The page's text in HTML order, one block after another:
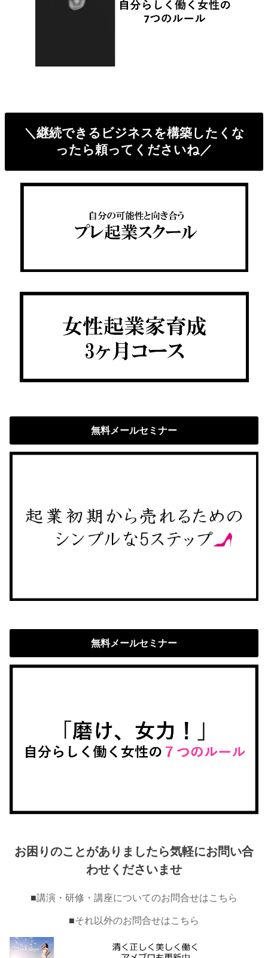
＼継続できるビジネスを構築したくな
ったら頼ってくださいね／
無料メールセミナー
無料メールセミナー
お困りのことがありましたら気軽にお問い合
わせくださいませ
■講演・研修・講座についてのお問合せはこちら
■それ以外のお問合せはこちら